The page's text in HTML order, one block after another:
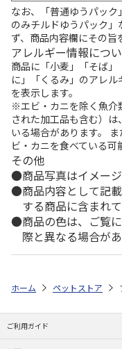
なお、「普通ゆうパッ
のみチルドゆうパック
ず、商品内容欄にその旨
アレルギー情報につ
商品に「小麦」「そば
に」「くるみ」のアレ
を表示します。
※エビ・カニを除く魚介
された加工品も含む）
いる場合があります。
ビ・カニを食べている可
その他
商品写真はイメージ
商品内容として記
する商品に含まれ
商品の色は、ご覧
際と異なる場合があ
ホーム ペットストア
ご利用ガイド